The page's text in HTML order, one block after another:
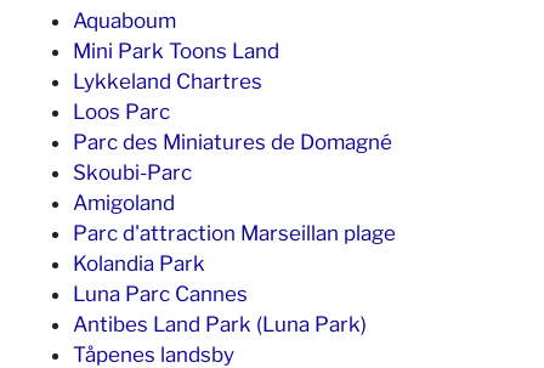
Aquaboum
Mini Park Toons Land
Lykkeland Chartres
Loos Parc
Parc des Miniatures de Domagné
Skoubi-Parc
Amigoland
Parc d'attraction Marseillan plage
Kolandia Park
Luna Parc Cannes
Antibes Land Park (Luna Park)
Tåpenes landsby